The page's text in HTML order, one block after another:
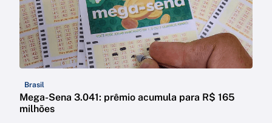
Brasil
Mega-Sena 3.041: prêmio acumula para R$ 165
milhões